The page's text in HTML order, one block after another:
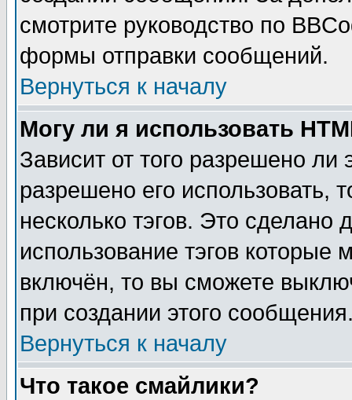
смотрите руководство по
формы отправки сообщений.
Вернуться к началу
Могу ли я использовать
Зависит от того разрешено
разрешено его использовать,
несколько тэгов. Это сделано
использование тэгов
включён, то вы сможете
при создании этого
Вернуться к началу
Что такое смайлики?